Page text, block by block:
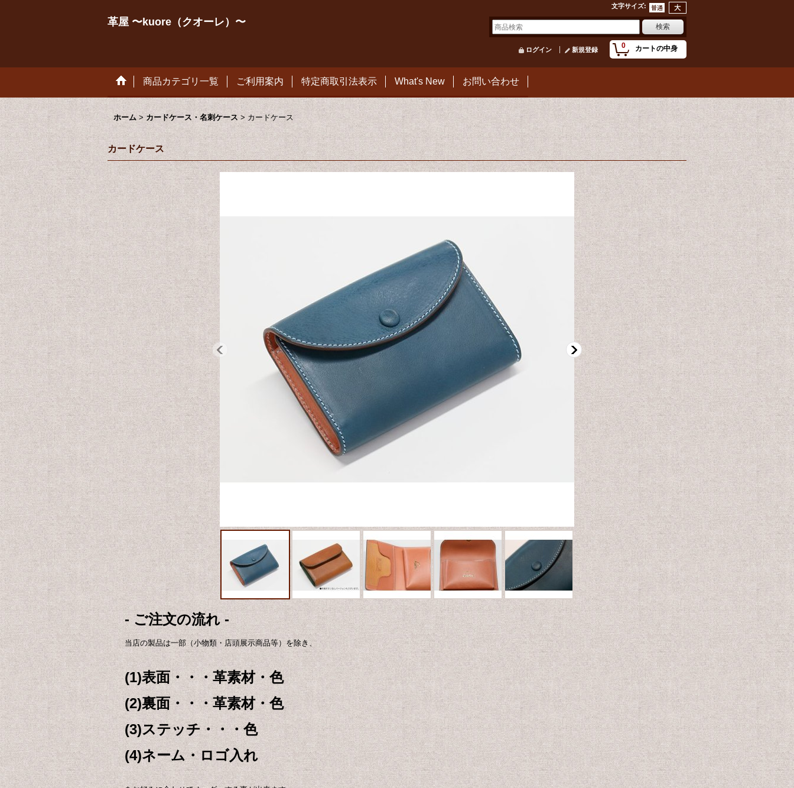
文字サイズ:
革屋 〜kuore（クオーレ）〜
0 カートの中身
ログイン 新規登録
商品カテゴリ一覧 ご利用案内 特定商取引法表示 What's New お問い合わせ
ホーム > カードケース・名刺ケース > カードケース
カードケース
- ご注文の流れ -
当店の製品は一部（小物類・店頭展示商品等）を除き、
(1)表面・・・革素材・色
(2)裏面・・・革素材・色
(3)ステッチ・・・色
(4)ネーム・ロゴ入れ